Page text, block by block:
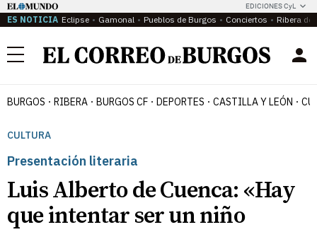
EDICIONES CyL
ES NOTICIA Eclipse Gamonal Pueblos de Burgos Conciertos Ribera del
Menú
BURGOS RIBERA BURGOS CF DEPORTES CASTILLA Y LEÓN
CULTURA
Presentación literaria
Luis Alberto de Cuenca: «Hay
que intentar ser un niño